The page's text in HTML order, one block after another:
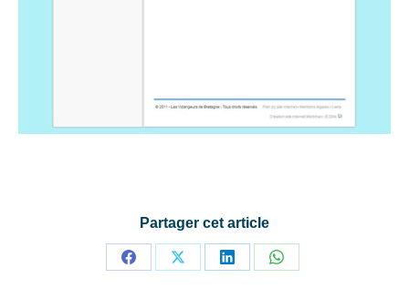
Partager cet article
PartagerPartagerPartagerPartager